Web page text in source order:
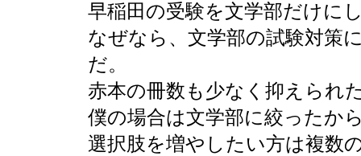
早稲田の受験を文学部だけに
なぜなら、文学部の試験対策
だ。
赤本の冊数も少なく抑えられ
僕の場合は文学部に絞ったか
選択肢を増やしたい方は複数